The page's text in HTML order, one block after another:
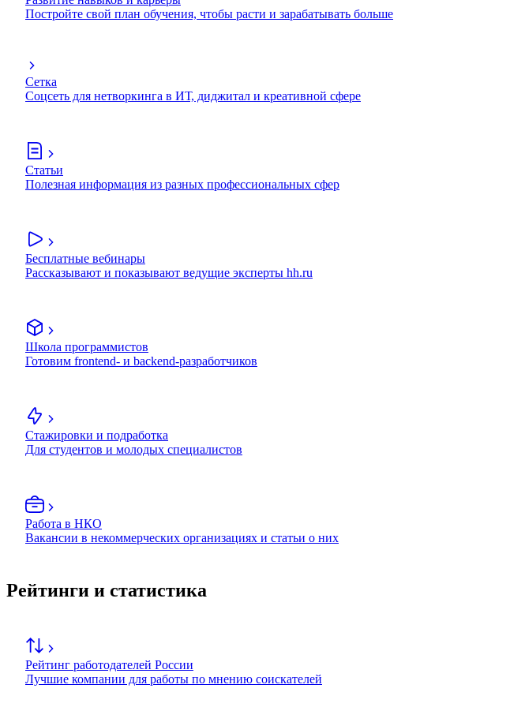
Постройте свой план обучения, чтобы расти и зарабатывать больше
Сетка
Соцсеть для нетворкинга в ИТ, диджитал и креативной сфере
Статьи
Полезная информация из разных профессиональных сфер
Бесплатные вебинары
Рассказывают и показывают ведущие эксперты hh.ru
Школа программистов
Готовим frontend- и backend-разработчиков
Стажировки и подработка
Для студентов и молодых специалистов
Работа в НКО
Вакансии в некоммерческих организациях и статьи о них
Рейтинги и статистика
Рейтинг работодателей России
Лучшие компании для работы по мнению соискателей